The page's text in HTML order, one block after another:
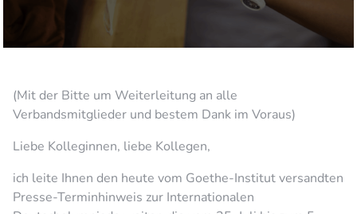
(Mit der Bitte um Weiterleitung an alle
Verbandsmitglieder und bestem Dank im Voraus)
Liebe Kolleginnen, liebe Kollegen,
ich leite Ihnen den heute vom Goethe-Institut versandten
Presse-Terminhinweis zur Internationalen